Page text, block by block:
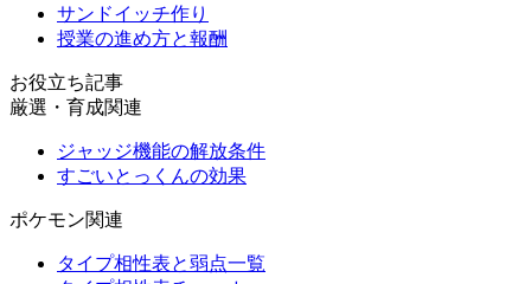
サンドイッチ作り
授業の進め方と報酬
お役立ち記事
厳選・育成関連
ジャッジ機能の解放条件
すごいとっくんの効果
ポケモン関連
タイプ相性表と弱点一覧